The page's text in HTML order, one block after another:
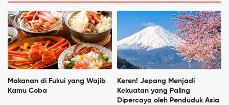
Makanan di Fukui yang Wajib
Kamu Coba
Keren! Jepang Menjadi
Kekuatan yang Paling
Dipercaya oleh Penduduk Asia